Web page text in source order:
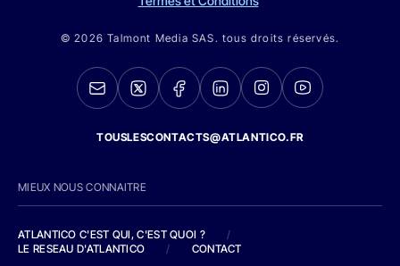
© 2026 Talmont Media SAS. tous droits réservés.
TOUSLESCONTACTS@ATLANTICO.FR
MIEUX NOUS CONNAITRE
ATLANTICO C'EST QUI, C'EST QUOI ?
/
LE RESEAU D'ATLANTICO
/ CONTACT